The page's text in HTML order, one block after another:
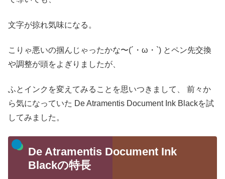
文字が掠れ気味になる。
こりゃ悪いの掴んじゃったかな〜(´・ω・`) とペン先交換
や調整が頭をよぎりましたが、
ふとインクを変えてみることを思いつきまして、
前々か
ら気になっていた De Atramentis Document Ink Blackを試
してみました。
De Atramentis Document Ink
Blackの特長